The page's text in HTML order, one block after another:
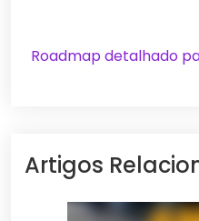
Roadmap detalhado
Artigos